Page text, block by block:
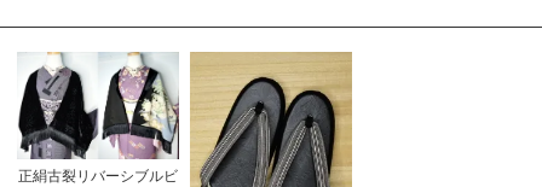
正絹古裂リバーシブルビ